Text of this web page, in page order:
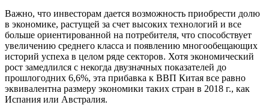
Важно, что инвесторам дается возможность приобрести долю
в экономике, растущей за счет высоких технологий и все
больше ориентированной на потребителя, что способствует
увеличению среднего класса и появлению многообещающих
историй успеха в целом ряде секторов. Хотя экономический
рост замедлился с некогда двузначных показателей до
прошлогодних 6,6%, эта прибавка к ВВП Китая все равно
эквивалентна размеру экономики таких стран в 2018 г., как
Испания или Австралия.